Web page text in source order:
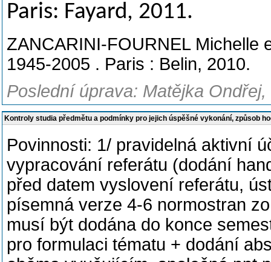
Paris: Fayard, 2011.
ZANCARINI-FOURNEL Michelle
1945-2005 . Paris : Belin, 2010.
Poslední úprava: Matějka
Kontroly studia předmětu a podmínky pro jejich úspěšné vykonání, způsob
Povinnosti: 1/ pravidelná aktivní
vypracování referátu (dodání
před datem vyslovení referátu,
písemná verze 4-6 normostran
musí být dodána do konce
pro formulaci tématu + dodání